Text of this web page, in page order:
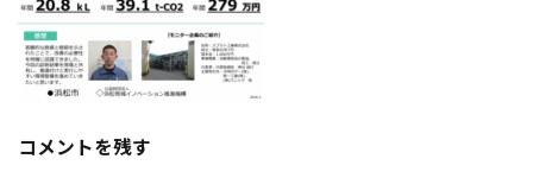
コメントを残す